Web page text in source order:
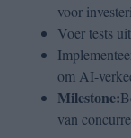
voor
Voer tests
om AI-
Milestone:
van